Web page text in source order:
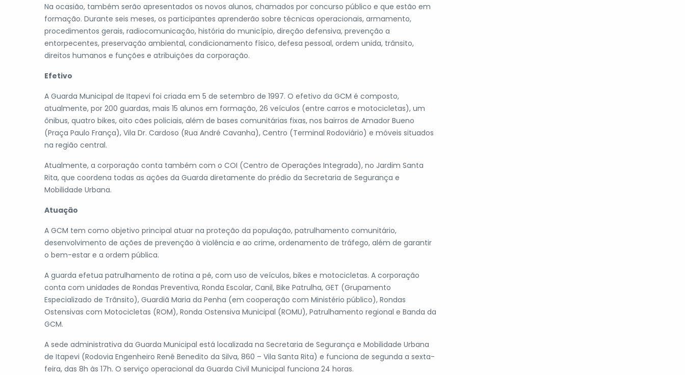
Na ocasião, também serão apresentados os novos alunos, chamados por concurso público e que estão em
formação. Durante seis meses, os participantes aprenderão sobre técnicas operacionais, armamento,
procedimentos gerais, radiocomunicação, história do município, direção defensiva, prevenção a
entorpecentes, preservação ambiental, condicionamento físico, defesa pessoal, ordem unida, trânsito,
direitos humanos e funções e atribuições da corporação.
Efetivo
A Guarda Municipal de Itapevi foi criada em 5 de setembro de 1997. O efetivo da GCM é composto,
atualmente, por 200 guardas, mais 15 alunos em formação, 26 veículos (entre carros e motocicletas), um
ônibus, quatro bikes, oito cães policiais, além de bases comunitárias fixas, nos bairros de Amador Bueno
(Praça Paulo França), Vila Dr. Cardoso (Rua André Cavanha), Centro (Terminal Rodoviário) e móveis situados
na região central.
Atualmente, a corporação conta também com o COI (Centro de Operações Integrada), no Jardim Santa
Rita, que coordena todas as ações da Guarda diretamente do prédio da Secretaria de Segurança e
Mobilidade Urbana.
Atuação
A GCM tem como objetivo principal atuar na proteção da população, patrulhamento comunitário,
desenvolvimento de ações de prevenção à violência e ao crime, ordenamento de tráfego, além de garantir
o bem-estar e a ordem pública.
A guarda efetua patrulhamento de rotina a pé, com uso de veículos, bikes e motocicletas. A corporação
conta com unidades de Rondas Preventiva, Ronda Escolar, Canil, Bike Patrulha, GET (Grupamento
Especializado de Trânsito), Guardiã Maria da Penha (em cooperação com Ministério público), Rondas
Ostensivas com Motocicletas (ROM), Ronda Ostensiva Municipal (ROMU), Patrulhamento regional e Banda da
GCM.
A sede administrativa da Guarda Municipal está localizada na Secretaria de Segurança e Mobilidade Urbana
de Itapevi (Rodovia Engenheiro Renê Benedito da Silva, 860 – Vila Santa Rita) e funciona de segunda a sexta-
feira, das 8h às 17h. O serviço operacional da Guarda Civil Municipal funciona 24 horas.